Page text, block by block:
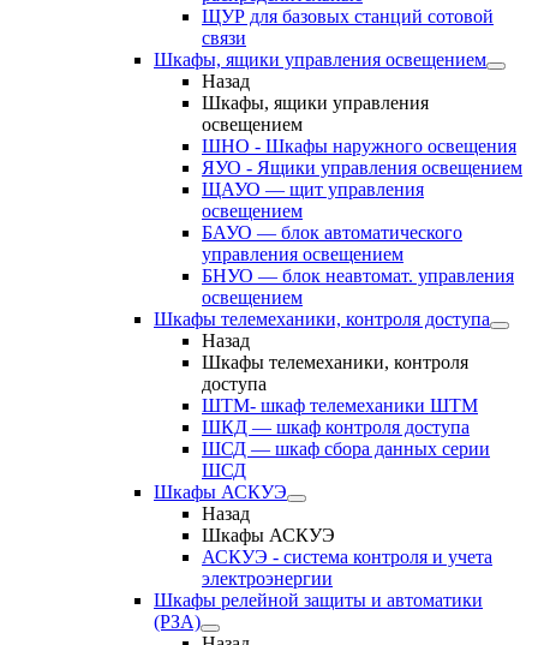
ЩУР для базовых станций сотовой
связи
Шкафы, ящики управления освещением
Назад
Шкафы, ящики управления
освещением
ШНО - Шкафы наружного освещения
ЯУО - Ящики управления освещением
ЩАУО — щит управления
освещением
БАУО — блок автоматического
управления освещением
БНУО — блок неавтомат. управления
освещением
Шкафы телемеханики, контроля доступа
Назад
Шкафы телемеханики, контроля
доступа
ШТМ- шкаф телемеханики ШТМ
ШКД — шкаф контроля доступа
ШСД — шкаф сбора данных серии
ШСД
Шкафы АСКУЭ
Назад
Шкафы АСКУЭ
АСКУЭ - система контроля и учета
электроэнергии
Шкафы релейной защиты и автоматики
(РЗА)